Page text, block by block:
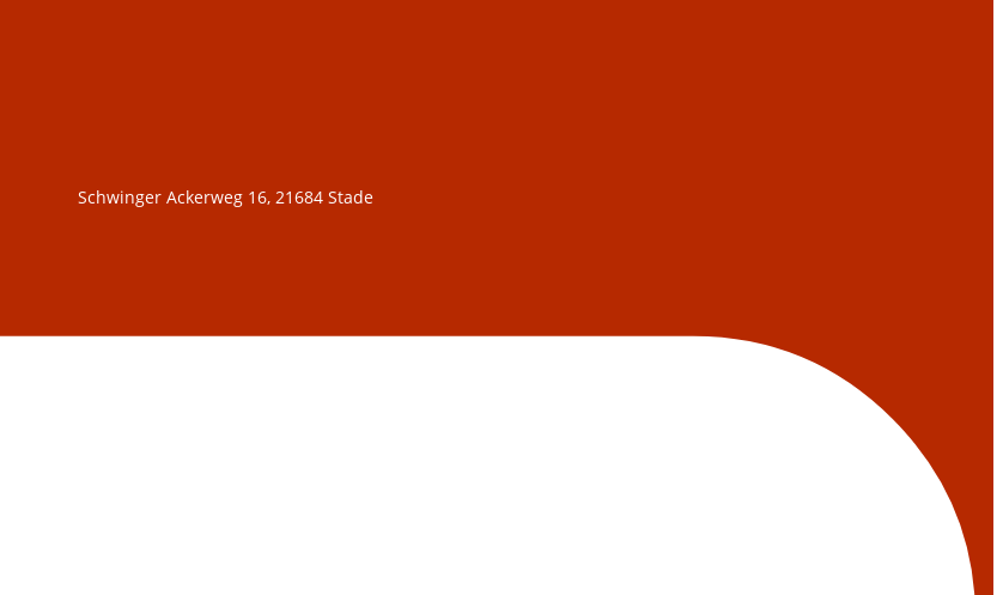
Schwinger Ackerweg 16, 21684 Stade